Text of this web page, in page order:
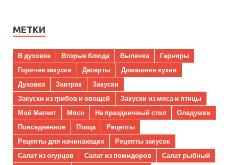
МЕТКИ
В духовке Вторые блюда Выпечка
Гарниры
Горячие закуски
Десерты
Домашняя кухня
Духовка
Завтрак
Закуски
Закуски из грибов и овощей
Закуски из мяса и птицы
Мой Магнит
Мясо На праздничный стол
Оладушки
Повседневное
Птица
Рецепты
Рецепты для начинающих
Рецепты закусок
Салат из огурцов
Салат из помидоров
Салат рыбный